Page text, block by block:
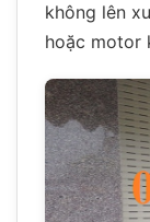
không lên
hoặc motor